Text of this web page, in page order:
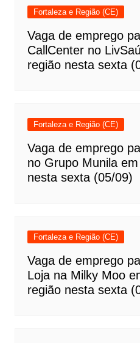
Fortaleza e Região (CE)
Vaga de emprego
CallCenter no
região nesta sexta
Fortaleza e Região (CE)
Vaga de emprego
no Grupo Munila
nesta sexta (05/09)
Fortaleza e Região (CE)
Vaga de emprego
Loja na Milky Moo
região nesta sexta